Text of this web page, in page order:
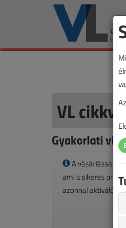
VL
Gyakorlati
A vásárlással
ami a sikeres
azonnal